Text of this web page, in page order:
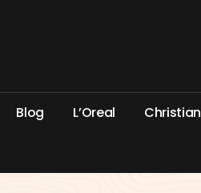
Blog L’Oreal Christian